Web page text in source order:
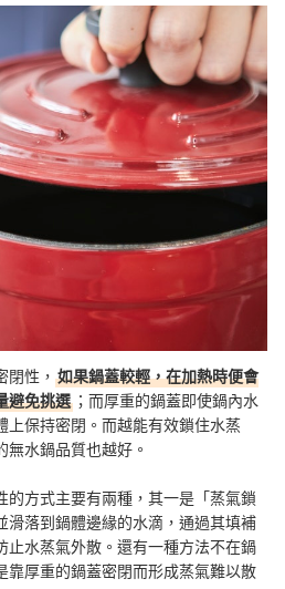
閉性， 如果鍋蓋較輕，在加熱時便會
避免挑選 ；而厚重的鍋蓋即使鍋內水
上保持密閉。而越能有效鎖住水蒸
水鍋品質也越好。
的方式主要有兩種，其一是「蒸氣鎖
滑落到鍋體邊緣的水滴，通過其填補
止水蒸氣外散。還有一種方法不在鍋
靠厚重的鍋蓋密閉而形成蒸氣難以散